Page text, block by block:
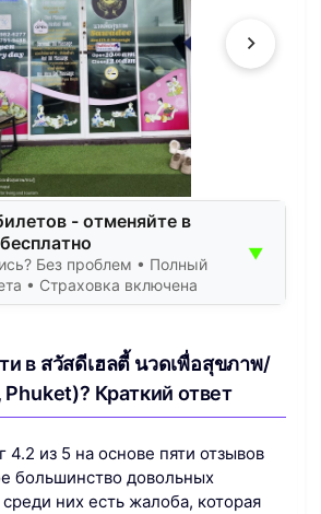
- отменяйте в
Без проблем • Полный
• Страховка включена
▼
в สวัสดีเฮลตี้ นวดเพื่อสุขภาพ/
Краткий ответ
4.2 из 5 на основе пяти отзывов
большинство довольных
них есть жалоба, которая